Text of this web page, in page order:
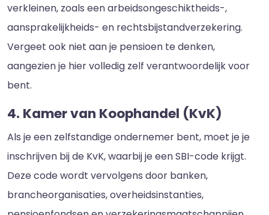
verkleinen, zoals een arbeidsongeschiktheids-,
aansprakelijkheids- en rechtsbijstandverzekering.
Vergeet ook niet aan je pensioen te denken,
aangezien je hier volledig zelf verantwoordelijk voor
bent.
4. Kamer van Koophandel (KvK)
Als je een zelfstandige ondernemer bent, moet je je
inschrijven bij de KvK, waarbij je een SBI-code krijgt.
Deze code wordt vervolgens door banken,
brancheorganisaties, overheidsinstanties,